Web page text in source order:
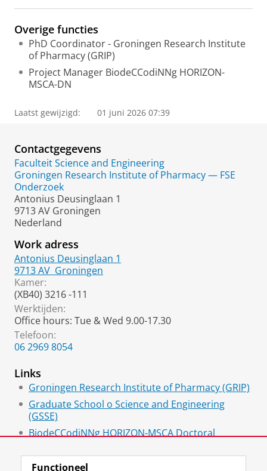
k
d
I
n
Overige functies
PhD Coordinator - Groningen Research Institute
of Pharmacy (GRIP)
Project Manager BiodeCCodiNNg HORIZON-
MSCA-DN
Laatst gewijzigd: 01 juni 2026 07:39
Contactgegevens
Faculteit Science and Engineering
Groningen Research Institute of Pharmacy — FSE
Onderzoek
Antonius Deusinglaan 1
9713 AV Groningen
Nederland
Work adress
Antonius Deusinglaan 1
9713 AV Groningen
Kamer:
(XB40) 3216 -111
Werktijden:
Office hours: Tue & Wed 9.00-17.30
Telefoon:
06 2969 8054
Links
Groningen Research Institute of Pharmacy (GRIP)
Graduate School o Science and Engineering
(GSSE)
BiodeCCodiNNg HORIZON-MSCA Doctoral
Functioneel